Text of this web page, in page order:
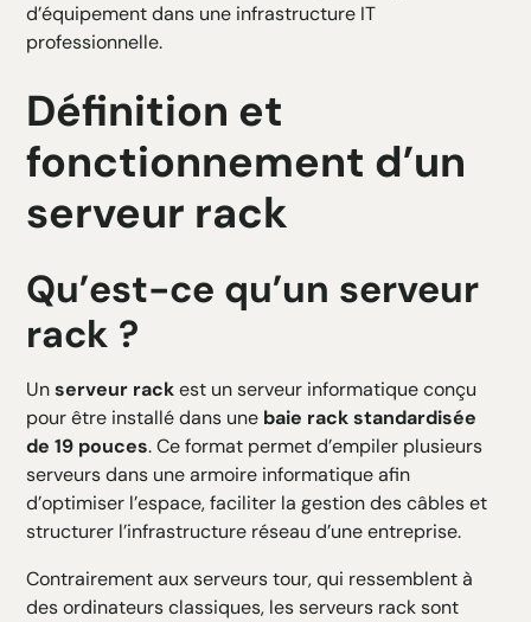
d’équipement dans une infrastructure IT
professionnelle.
Définition et
fonctionnement d’un
serveur rack
Qu’est-ce qu’un serveur
rack ?
Unserveur rackest un serveur informatique conçu
pour être installé dans une baie rack standardisée
de 19 pouces. Ce format permet d’empiler plusieurs
serveurs dans une armoire informatique afin
d’optimiser l’espace, faciliter la gestion des câbles et
structurer l’infrastructure réseau d’une entreprise.
Contrairement aux serveurs tour, qui ressemblent à
des ordinateurs classiques, les serveurs rack sont